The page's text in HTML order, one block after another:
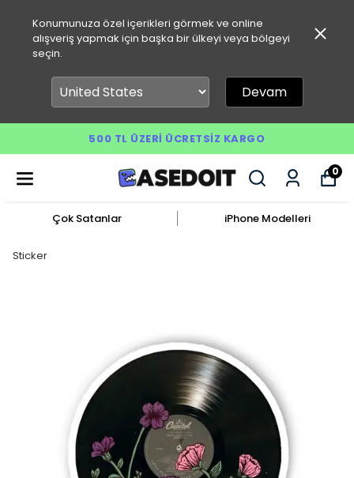
Konumunuza özel içerikleri görmek ve online
alışveriş yapmak için başka bir ülkeyi veya bölgeyi
seçin.
Devam
500 TL ÜZERI ÜCRETSIZ KARGO
0
Çok Satanlar iPhone Modelleri
Sticker